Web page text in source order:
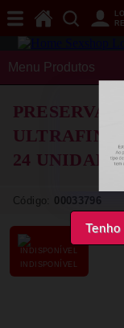
Menu Produtos
24
Código: 00033796
INDISPONÍVEL